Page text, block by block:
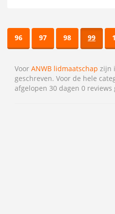
96 97 98 99
Voor ANWB lidmaatschap zijn
geschreven. Voor de hele
afgelopen 30 dagen 0 reviews